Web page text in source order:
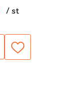
/ st